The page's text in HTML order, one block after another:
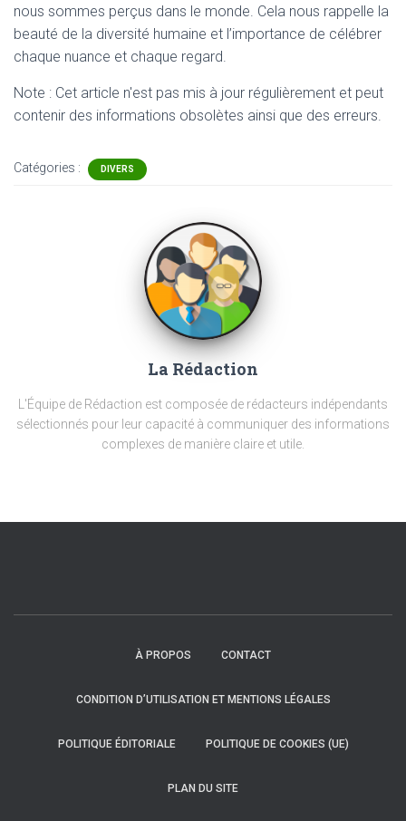
nous sommes perçus dans le monde. Cela nous rappelle la
beauté de la diversité humaine et l’importance de célébrer
chaque nuance et chaque regard.
Note : Cet article n'est pas mis à jour régulièrement et peut
contenir des informations obsolètes ainsi que des erreurs.
Catégories : DIVERS
La Rédaction
L'Équipe de Rédaction est composée de rédacteurs indépendants
sélectionnés pour leur capacité à communiquer des informations
complexes de manière claire et utile.
À PROPOS CONTACT
CONDITION D’UTILISATION ET MENTIONS LÉGALES
POLITIQUE ÉDITORIALE POLITIQUE DE COOKIES (UE)
PLAN DU SITE